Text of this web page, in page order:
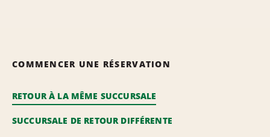
COMMENCER UNE RÉSERVATION
RETOUR À LA MÊME SUCCURSALE
SUCCURSALE DE RETOUR DIFFÉRENTE